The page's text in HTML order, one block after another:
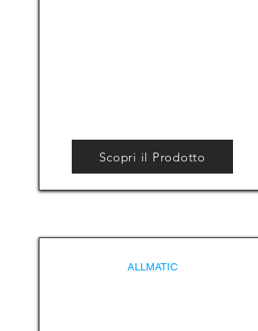
Scopri il Prodotto
ALLMATIC